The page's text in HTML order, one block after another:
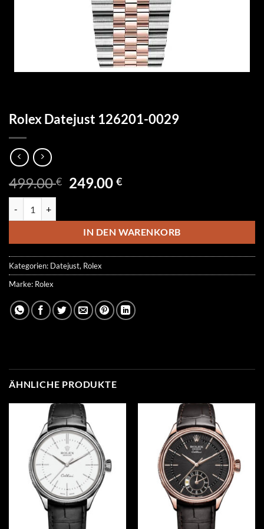
Rolex Datejust 126201-0029
499.00€ Ursprünglicher
499.00 €
249.00€Aktueller
249.00 €.
IN DEN WARENKORB
Kategorien: Datejust, Rolex
Marke: Rolex
ÄHNLICHE PRODUKTE